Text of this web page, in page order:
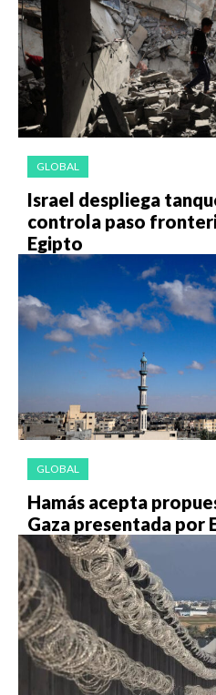
GLOBAL
Israel despliega
controla paso
Egipto
GLOBAL
Hamás acepta
Gaza presentada por